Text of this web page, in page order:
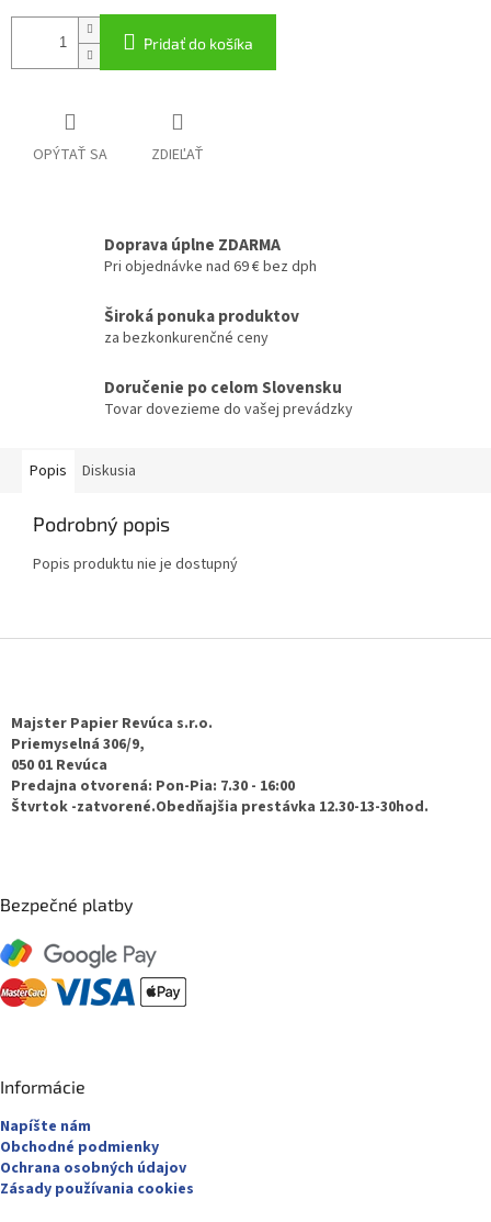
cena:
Pridať do košíka
OPÝTAŤ SA ZDIEĽAŤ
Doprava úplne ZDARMA
Pri objednávke nad 69 € bez dph
Široká ponuka produktov
za bezkonkurenčné ceny
Doručenie po celom Slovensku
Tovar dovezieme do vašej prevádzky
Popis Diskusia
Podrobný popis
Popis produktu nie je dostupný
Majster Papier Revúca s.r.o.
Priemyselná 306/9,
050 01 Revúca
Predajna otvorená: Pon-Pia: 7.30 - 16:00
Štvrtok -zatvorené.Obedňajšia prestávka 12.30-13-30hod.
Bezpečné platby
Informácie
Napíšte nám
Obchodné podmienky
Ochrana osobných údajov
Zásady používania cookies